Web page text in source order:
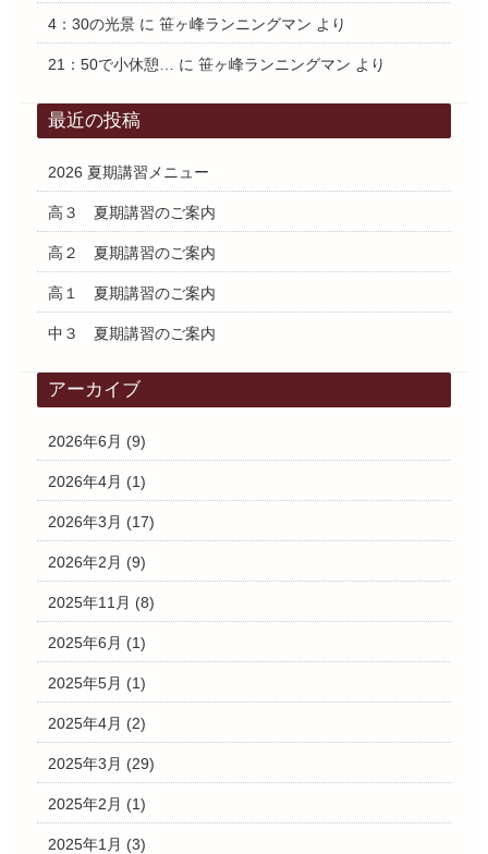
4：30の光景に 笹ヶ峰ランニングマン より
21：50で小休憩… に 笹ヶ峰ランニングマン より
最近の投稿
2026 夏期講習メニュー
高３ 夏期講習のご案内
高２ 夏期講習のご案内
高１ 夏期講習のご案内
中３ 夏期講習のご案内
アーカイブ
2026年6月 (9)
2026年4月 (1)
2026年3月 (17)
2026年2月 (9)
2025年11月 (8)
2025年6月 (1)
2025年5月 (1)
2025年4月 (2)
2025年3月 (29)
2025年2月 (1)
2025年1月 (3)